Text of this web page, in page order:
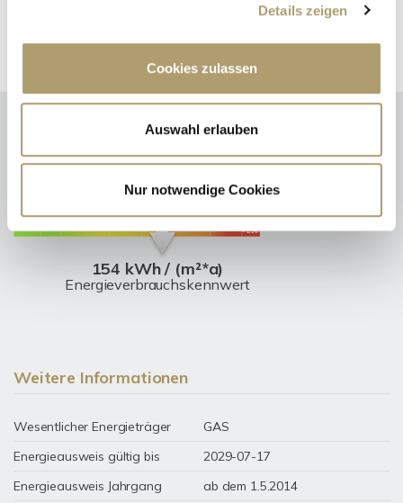
Details zeigen
Cookies zulassen
Auswahl erlauben
Nur notwendige Cookies
Energieausweis (Verbrauchsausweis)
154 kWh / (m²*a)
Energieverbrauchskennwert
Weitere Informationen
Wesentlicher Energieträger
GAS
Energieausweis gültig bis
2029-07-17
Energieausweis Jahrgang
ab dem 1.5.2014